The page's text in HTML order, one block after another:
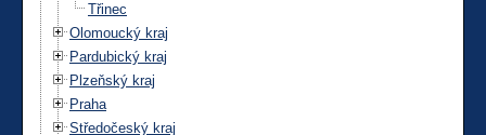
Třinec
Olomoucký kraj
Pardubický kraj
Plzeňský kraj
Praha
Středočeský kraj